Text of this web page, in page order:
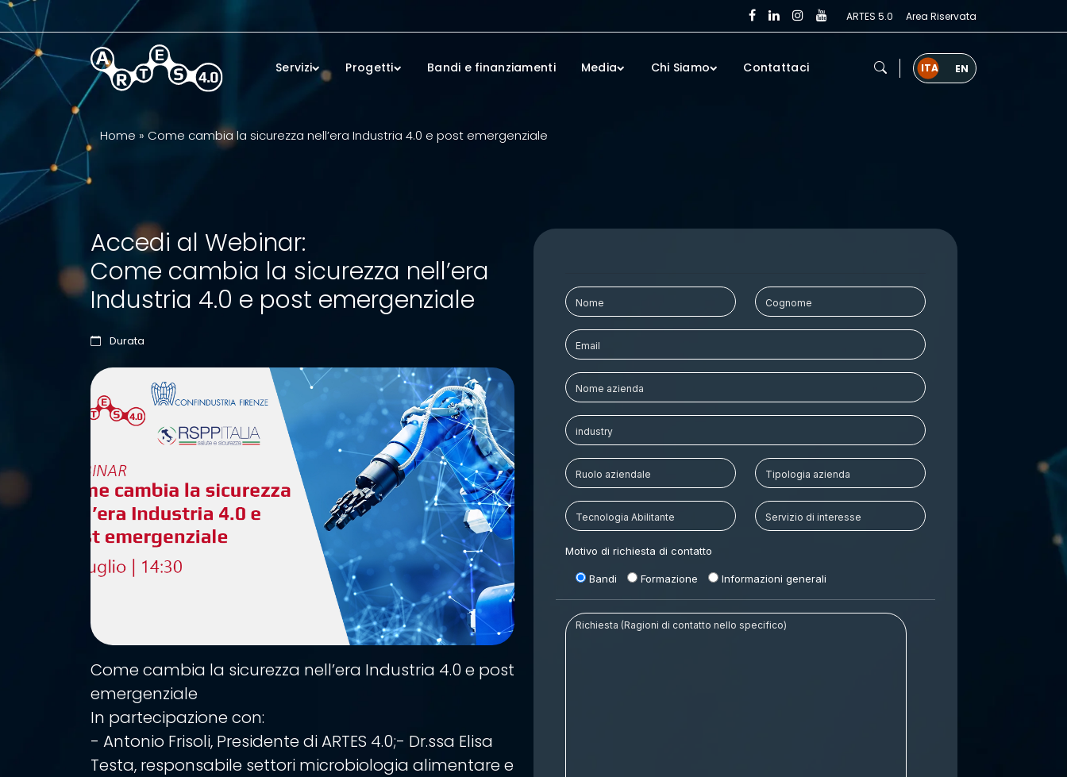
Skip to main content ARTES 5.0 Area Riservata
Servizi Progetti Bandi e finanziamenti Media Chi Siamo Contattaci
Home » Come cambia la sicurezza nell’era Industria 4.0 e post emergenziale
Accedi al Webinar:
Come cambia la sicurezza nell’era
Industria 4.0 e post emergenziale
Durata
Come cambia la sicurezza nell’era Industria 4.0 e post
emergenziale
In partecipazione con:
- Antonio Frisoli, Presidente di ARTES 4.0;- Dr.ssa Elisa
Testa, responsabile settori microbiologia alimentare e
Motivo di richiesta di contatto
Bandi Formazione Informazioni generali